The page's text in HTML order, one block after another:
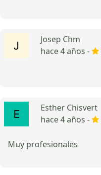
Josep Chm
hace 4 años -
Esther Chisvert
hace 4 años -
Muy profesionales